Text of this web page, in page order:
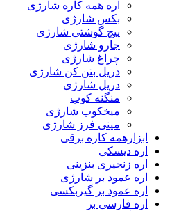
اره همه کاره شارژی
بکس شارژی
پیچ گوشتی شارژی
جارو شارژی
چراغ شارژی
دریل بتن کن شارژی
دریل شارژی
منگنه کوب
میخکوب شارژی
مینی فرز شارژی
ابزارهمه کاره برقی
اره دیسکی
اره زنجیری بنزینی
اره عمود بر شارژی
اره عمود بر گیربکسی
اره فارسی بر